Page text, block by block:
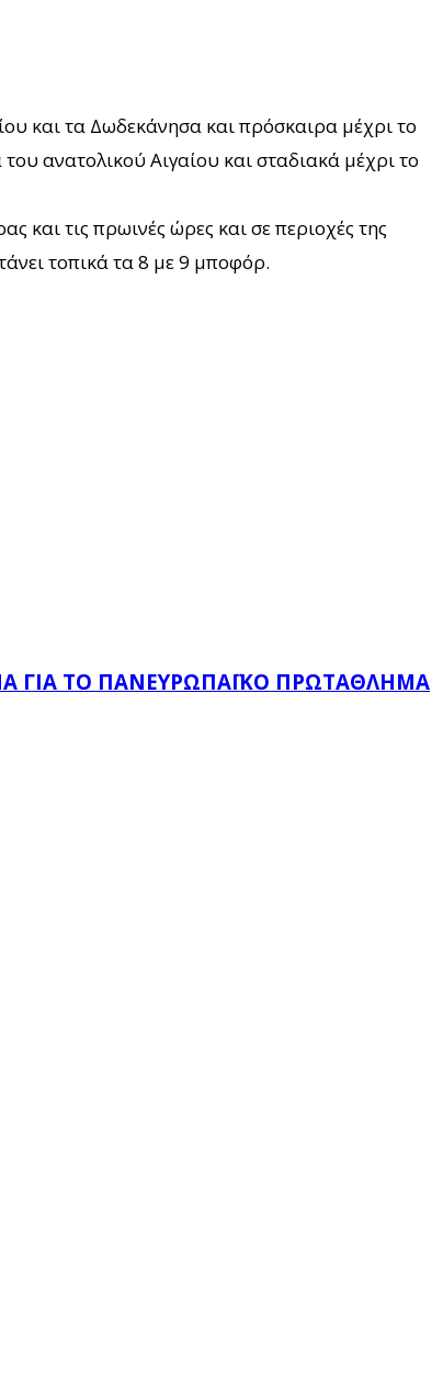
και τα Δωδεκάνησα και πρόσκαιρα μέχρι το
ανατολικού Αιγαίου και σταδιακά μέχρι το
και τις πρωινές ώρες και σε περιοχές της
τοπικά τα 8 με 9 μποφόρ.
ΓΙΑ ΤΟ ΠΑΝΕΥΡΩΠΑΪΚΌ ΠΡΩΤΆΘΛΗΜΑ